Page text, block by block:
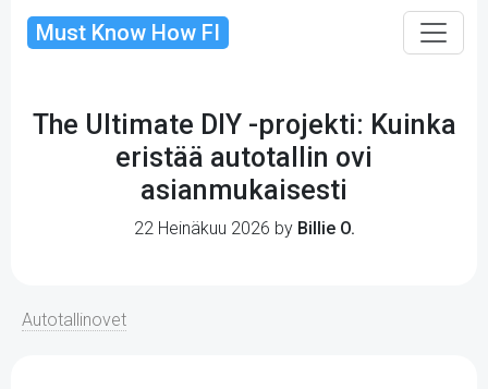
Must Know How FI
The Ultimate DIY -projekti: Kuinka
eristää autotallin ovi
asianmukaisesti
22 Heinäkuu 2026 by Billie O.
Autotallinovet